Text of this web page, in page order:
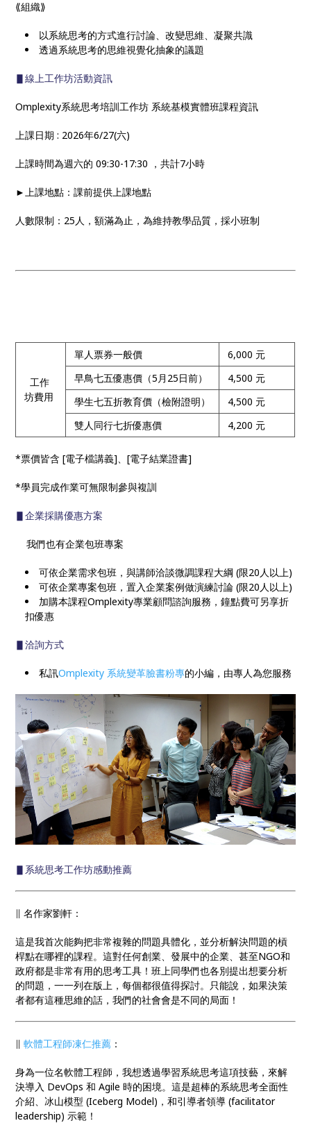
⟪組織⟫
以系統思考的方式進行討論、改變思維、凝聚共識
透過系統思考的思維視覺化抽象的議題
▋線上工作坊活動資訊
Omplexity系統思考培訓工作坊 系統基模實體班課程資訊
上課日期 : 2026年6/27(六)
上課時間為週六的 09:30-17:30 ，共計7小時
►上課地點：課前提供上課地點
人數限制：25人，額滿為止，為維持教學品質，採小班制
工作
坊費用
單人票券一般價
6,000 元
早鳥七五優惠價（5月25日前）
4,500 元
學生七五折教育價（檢附證明）
4,500 元
雙人同行七折優惠價
4,200 元
*票價皆含 [電子檔講義]、[電子結業證書]
*學員完成作業可無限制參與複訓
▋企業採購優惠方案
我們也有企業包班專案
可依企業需求包班，與講師洽談微調課程大綱 (限20人以上)
可依企業專案包班，置入企業案例做演練討論 (限20人以上)
加購本課程Omplexity專業顧問諮詢服務，鐘點費可另享折
扣優惠
▋洽詢方式
私訊Omplexity 系統變革臉書粉專的小編，由專人為您服務
▋系統思考工作坊感動推薦
∥ 名作家劉軒：
這是我首次能夠把非常複雜的問題具體化，並分析解決問題的槓
桿點在哪裡的課程。這對任何創業、發展中的企業、甚至NGO和
政府都是非常有用的思考工具！班上同學們也各別提出想要分析
的問題，一一列在版上，每個都很值得探討。只能說，如果決策
者都有這種思維的話，我們的社會會是不同的局面！
∥軟體工程師凍仁推薦 ：
身為一位名軟體工程師，我想透過學習系統思考這項技藝，來解
決導入 DevOps 和 Agile 時的困境。這是超棒的系統思考全面性
介紹、冰山模型 (Iceberg Model)，和引導者領導 (facilitator
leadership) 示範！